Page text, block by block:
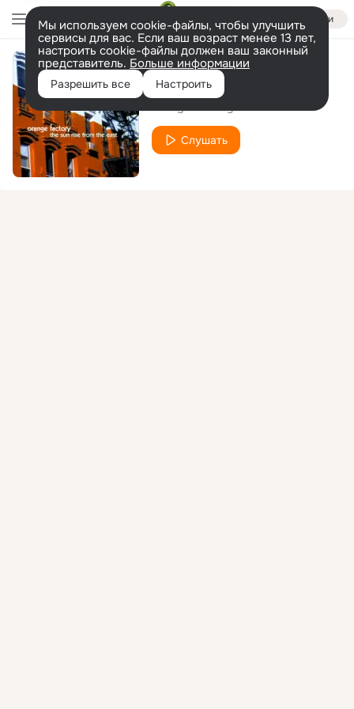
Войти
Мы используем cookie-файлы, чтобы улучшить
сервисы для вас. Если ваш возраст менее 13 лет,
настроить cookie-файлы должен ваш законный
представитель. Больше информации
Разрешить все Настроить
Miracle
Слушать